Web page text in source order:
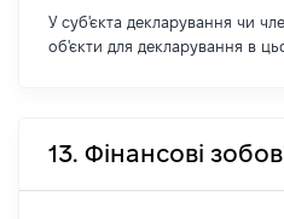
У суб'єкта декларування чи
об'єкти для декларування в
13. Фінансові